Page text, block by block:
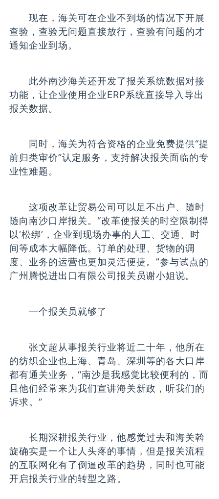
现在，海关可在企业不到场的情况下开展
查验，查验无问题直接放行，查验有问题的才
通知企业到场。
此外南沙海关还开发了报关系统数据对接
功能，让企业使用企业ERP系统直接导入导出
报关数据。
同时，海关为符合资格的企业免费提供“提
前归类审价”认定服务，支持解决报关面临的专
业性难题。
这项改革让贸易公司可以足不出户、随时
随向南沙口岸报关。“改革使报关的时空限制得
以‘松绑’，企业到现场办事的人工、交通、时
间等成本大幅降低。订单的处理、货物的调
度、业务的运营也更加灵活便捷。”参与试点的
广州腾悦进出口有限公司报关员谢小姐说。
一个报关员就够了
张文超从事报关行业将近二十年，他所在
的纺织企业也上海、青岛、深圳等的各大口岸
都有通关业务，“南沙是我感觉比较便利的，而
且他们经常来为我们宣讲海关新政，听我们的
诉求。”
长期深耕报关行业，他感觉过去和海关斡
旋确实是一个让人头疼的事情，但是报关流程
的互联网化有了倒逼改革的趋势，同时也可能
开启报关行业的转型之路。